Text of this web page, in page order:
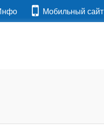
Мобильный сайт